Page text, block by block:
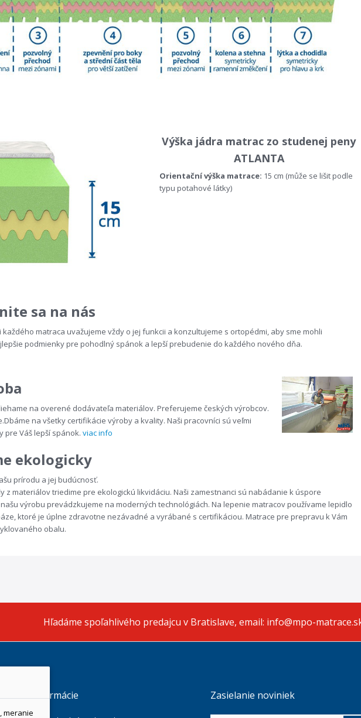
Výška jádra matrac zo studenej peny
ATLANTA
Orientační výška matrace: 15 cm (může se lišit podle
typu potahové látky)
sa na nás
každého matraca uvažujeme vždy o jej funkcii a konzultujeme s ortopédmi, aby sme mohli
podmienky pre pohodlný spánok a lepší prebudenie do každého nového dňa.
na overené dodávateľa materiálov. Preferujeme českých výrobcov.
na všetky certifikácie výroby a kvality. Naši pracovníci sú veľmi
Váš lepší spánok. viac info
ekologicky
prírodu a jej budúcnosť.
z materiálov triedime pre ekologickú likvidáciu. Naši zamestnanci sú nabádanie k úspore
našu výrobu prevádzkujeme na moderných technológiách. Na lepenie matracov používame lepidlo
ktoré je úplne zdravotne nezávadné a vyrábané s certifikáciou. Matrace pre prepravu k Vám
obalu.
Hľadáme spoľahlivého predajcu v Bratislave, email: info@mpo-
Informácie Zasielanie noviniek
meranie